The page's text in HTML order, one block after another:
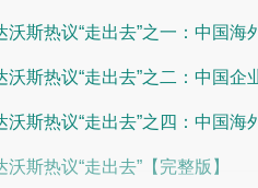
沃斯热议“走出去”之一：中国海
沃斯热议“走出去”之二：中国企
沃斯热议“走出去”之四：中国
沃斯热议“走出去”【完整版】